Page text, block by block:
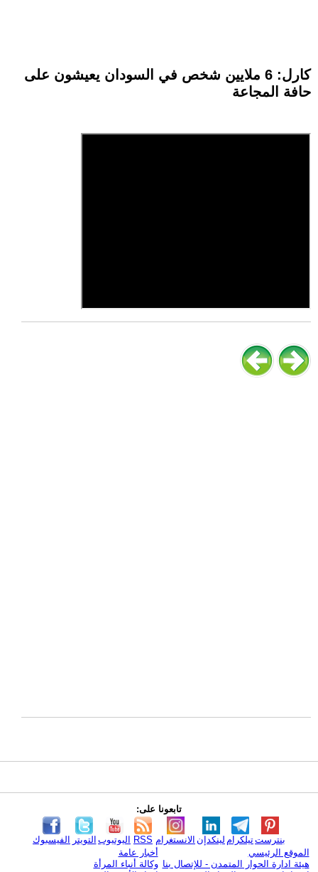
كارل: 6 ملايين شخص في السودان يعيشون على
حافة المجاعة
تابعونا على:
الفيسبوك التويتر اليوتيوب RSS الانستغرام لينكدإن تيلكرامبنترست
الموقع الرئيسي
هيئة ادارة الحوار المتمدن - للإتصال بنا
أخبار عامة
وكالة أنباء المرأة